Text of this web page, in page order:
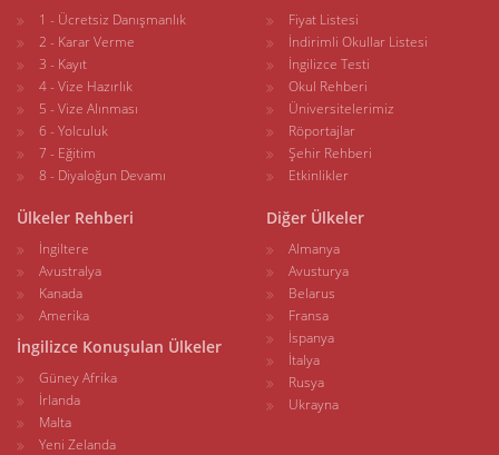
1 - Ücretsiz Danışmanlık
2 - Karar Verme
3 - Kayıt
4 - Vize Hazırlık
5 - Vize Alınması
6 - Yolculuk
7 - Eğitim
8 - Diyaloğun Devamı
Fiyat Listesi
İndirimli Okullar Listesi
İngilizce Testi
Okul Rehberi
Üniversitelerimiz
Röportajlar
Şehir Rehberi
Etkinlikler
Ülkeler Rehberi
İngiltere
Avustralya
Kanada
Amerika
İngilizce Konuşulan Ülkeler
Güney Afrika
İrlanda
Malta
Yeni Zelanda
Diğer Ülkeler
Almanya
Avusturya
Belarus
Fransa
İspanya
İtalya
Rusya
Ukrayna